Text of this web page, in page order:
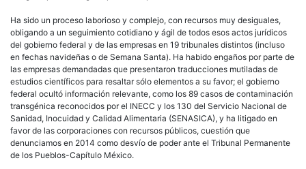
Ha sido un proceso laborioso y complejo, con recursos muy desiguales,
obligando a un seguimiento cotidiano y ágil de todos esos actos jurídicos
del gobierno federal y de las empresas en 19 tribunales distintos (incluso
en fechas navideñas o de Semana Santa). Ha habido engaños por parte de
las empresas demandadas que presentaron traducciones mutiladas de
estudios científicos para resaltar sólo elementos a su favor; el gobierno
federal ocultó información relevante, como los 89 casos de contaminación
transgénica reconocidos por el INECC y los 130 del Servicio Nacional de
Sanidad, Inocuidad y Calidad Alimentaria (SENASICA), y ha litigado en
favor de las corporaciones con recursos públicos, cuestión que
denunciamos en 2014 como desvío de poder ante el Tribunal Permanente
de los Pueblos-Capítulo México.